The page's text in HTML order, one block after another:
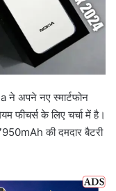
ने अपने नए स्मार्टफोन
फीचर्स के लिए चर्चा में है।
की दमदार बैटरी